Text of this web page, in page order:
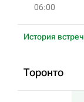
06:00
История встреч
Торонто